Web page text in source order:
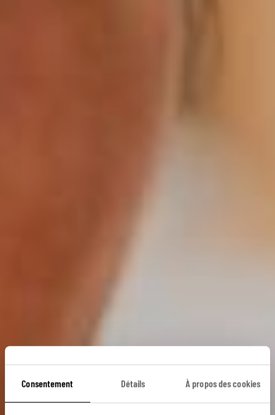
Consentement Détails À propos des cookies